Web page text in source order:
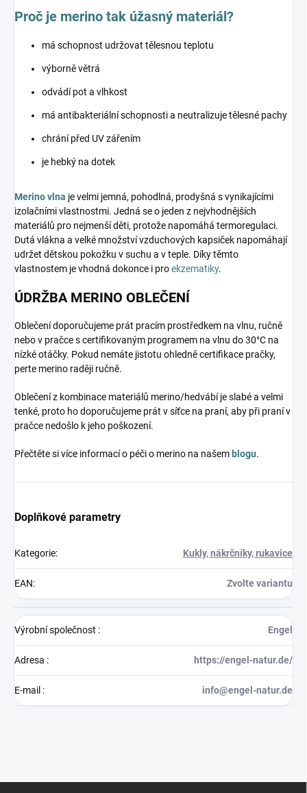
Proč je merino tak úžasný materiál?
má schopnost udržovat tělesnou teplotu
výborně větrá
odvádí pot a vlhkost
má antibakteriální schopnosti a neutralizuje tělesné pachy
chrání před UV zářením
je hebký na dotek
Merino vlna je velmi jemná, pohodlná, prodyšná s vynikajícími
izolačními vlastnostmi. Jedná se o jeden z nejvhodnějších
materiálů pro nejmenší děti, protože napomáhá termoregulaci.
Dutá vlákna a velké množství vzduchových kapsiček napomáhají
udržet dětskou pokožku v suchu a v teple. Díky těmto
vlastnostem je vhodná dokonce i proekzematiky.
ÚDRŽBA MERINO OBLEČENÍ
Oblečení doporučujeme prát pracím prostředkem na vlnu, ručně
nebo v pračce s certifikovaným programem na vlnu do 30°C na
nízké otáčky. Pokud nemáte jistotu ohledně certifikace pračky,
perte merino raději ručně.
Oblečení z kombinace materiálů merino/hedvábí je slabé a velmi
tenké, proto ho doporučujeme prát v síťce na praní, aby při praní v
pračce nedošlo k jeho poškození.
Přečtěte si více informací o péči o merino na našem blogu.
Doplňkové parametry
Kategorie: Kukly, nákrčníky, rukavice
EAN: Zvolte variantu
Výrobní společnost : Engel
Adresa : https://engel-natur.de/
E-mail : info@engel-natur.de